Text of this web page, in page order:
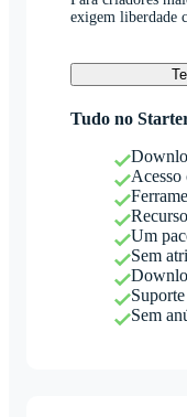
exigem liberdade
Tudo no
Acesso
Um
Sem
Sem